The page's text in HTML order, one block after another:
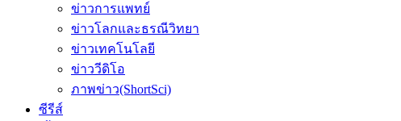
ข่าวการแพทย์
ข่าวโลกและธรณีวิทยา
ข่าวเทคโนโลยี
ข่าววีดิโอ
ภาพข่าว(ShortSci)
ซีรีส์